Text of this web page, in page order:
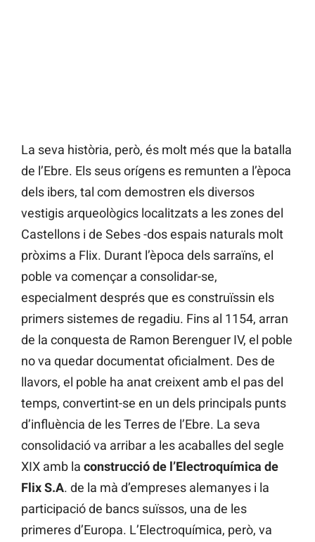
La seva història, però, és molt més que la batalla
de l’Ebre. Els seus orígens es remunten a l’època
dels ibers, tal com demostren els diversos
vestigis arqueològics localitzats a les zones del
Castellons i de Sebes -dos espais naturals molt
pròxims a Flix. Durant l’època dels sarraïns, el
poble va començar a consolidar-se,
especialment després que es construïssin els
primers sistemes de regadiu. Fins al 1154, arran
de la conquesta de Ramon Berenguer IV, el poble
no va quedar documentat oficialment. Des de
llavors, el poble ha anat creixent amb el pas del
temps, convertint-se en un dels principals punts
d’influència de les Terres de l’Ebre. La seva
consolidació va arribar a les acaballes del segle
XIX amb la construcció de l’Electroquímica de
Flix S.A. de la mà d’empreses alemanyes i la
participació de bancs suïssos, una de les
primeres d’Europa. L’Electroquímica, però, va